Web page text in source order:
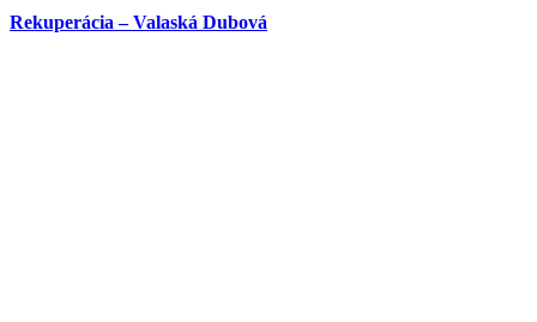
Rekuperácia – Valaská Dubová